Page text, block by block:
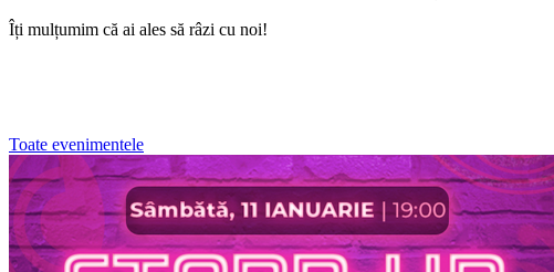
Îți mulțumim că ai ales să râzi cu noi!
Toate evenimentele